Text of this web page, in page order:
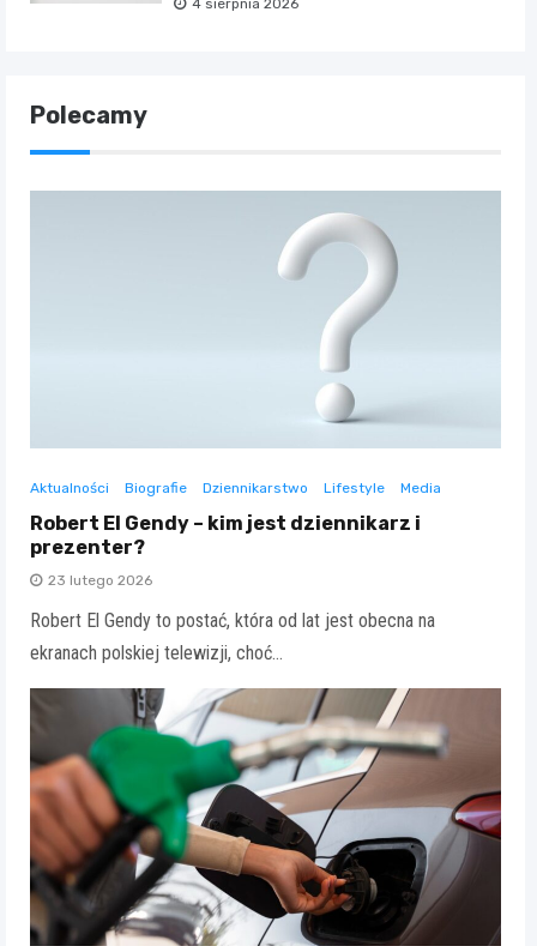
4 sierpnia 2026
Polecamy
Aktualności Biografie Dziennikarstwo Lifestyle Media
Robert El Gendy – kim jest dziennikarz i
prezenter?
23 lutego 2026
Robert El Gendy to postać, która od lat jest obecna na
ekranach polskiej telewizji, choć…